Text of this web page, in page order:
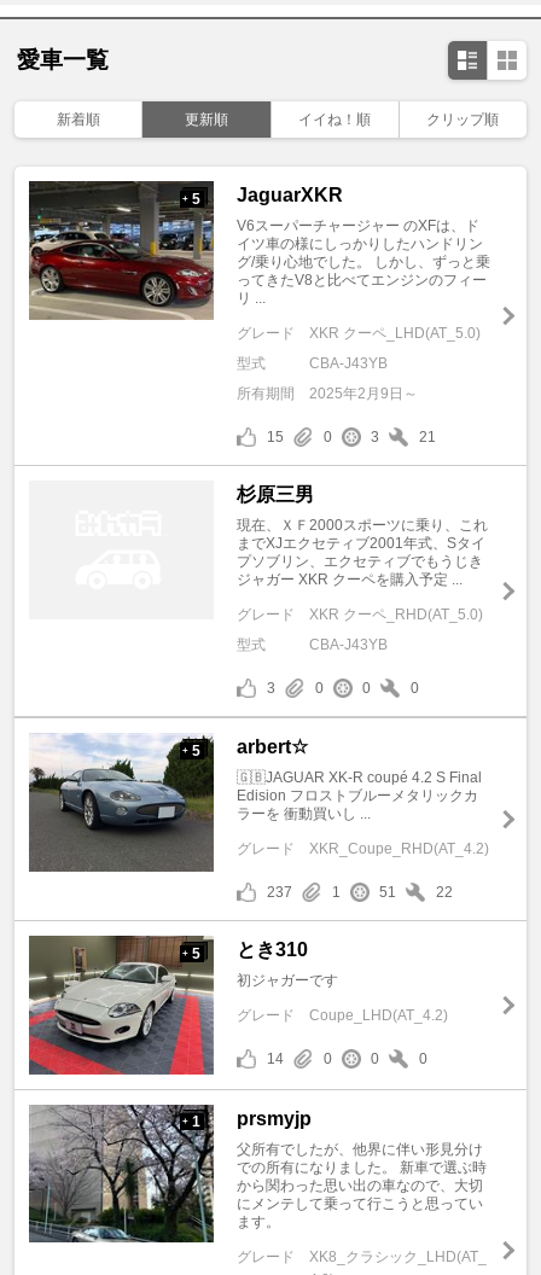
愛車一覧
新着順 更新順 イイね！順 クリップ順
+ 5 JaguarXKR
V6スーパーチャージャー のXFは、ド
イツ車の様にしっかりしたハンドリン
グ/乗り心地でした。 しかし、ずっと乗
ってきたV8と比べてエンジンのフィー
リ ...
グレード
XKR クーペ_LHD(AT_5.0)
型式
CBA-J43YB
所有期間
2025年2月9日～
15 0 3 21
杉原三男
現在、ＸＦ2000スポーツに乗り、これ
までXJエクセティブ2001年式、Sタイ
プソブリン、エクセティブでもうじき
ジャガー XKR クーペを購入予定 ...
グレード
XKR クーペ_RHD(AT_5.0)
型式
CBA-J43YB
3 0 0 0
+ 5 arbert☆
🇬🇧JAGUAR XK-R coupé 4.2 S Final
Edision フロストブルーメタリックカ
ラーを 衝動買いし ...
グレード XKR_Coupe_RHD(AT_4.2)
237 1 51 22
+ 5 とき310
初ジャガーです
グレード Coupe_LHD(AT_4.2)
14 0 0 0
+ 1 prsmyjp
父所有でしたが、他界に伴い形見分け
での所有になりました。 新車で選ぶ時
から関わった思い出の車なので、大切
にメンテして乗って行こうと思ってい
ます。
グレード
XK8_クラシック_LHD(AT_